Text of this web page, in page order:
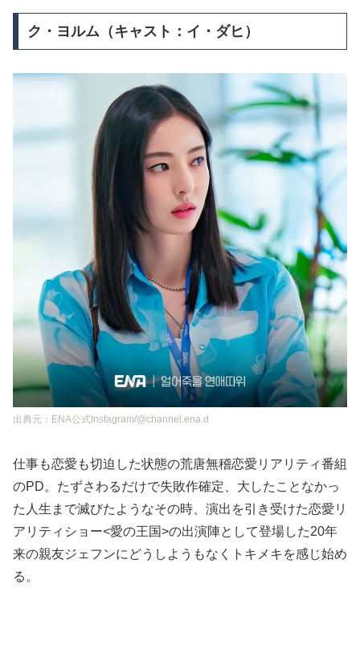
ク・ヨルム（キャスト：イ・ダヒ）
出典元：ENA公式Instagram/@channel.ena.d
仕事も恋愛も切迫した状態の荒唐無稽恋愛リアリティ番組
のPD。たずさわるだけで失敗作確定、大したことなかっ
た人生まで滅びたようなその時、演出を引き受けた恋愛リ
アリティショー<愛の王国>の出演陣として登場した20年
来の親友ジェフンにどうしようもなくトキメキを感じ始め
る。